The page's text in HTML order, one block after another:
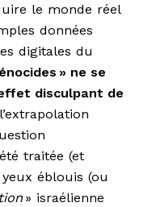
le monde réel
données
digitales du
» ne se
disculpant de
traitée (et
éblouis (ou
» israélienne